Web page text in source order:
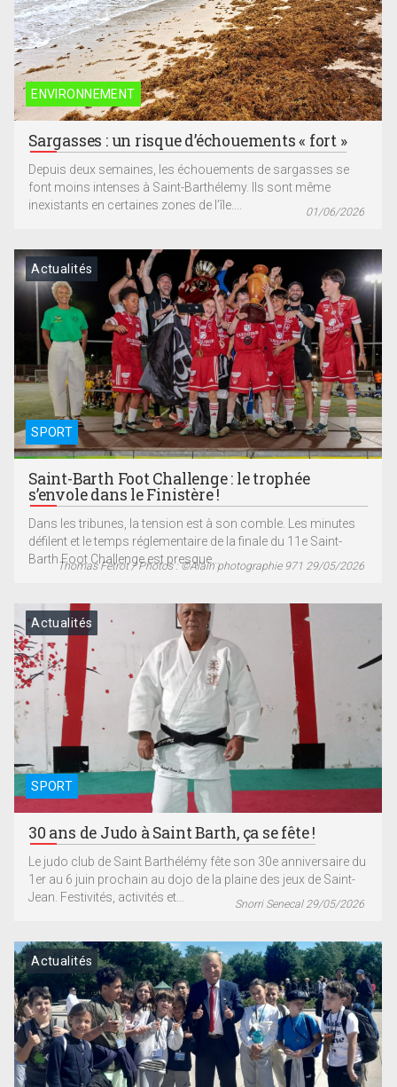
ENVIRONNEMENT
Sargasses : un risque d’échouements « fort »
Depuis deux semaines, les échouements de sargasses se
font moins intenses à Saint-Barthélemy. Ils sont même
inexistants en certaines zones de l’île....
01/06/2026
SPORT
Actualités
Saint-Barth Foot Challenge : le trophée
s’envole dans le Finistère !
Dans les tribunes, la tension est à son comble. Les minutes
défilent et le temps réglementaire de la finale du 11e Saint-
Barth Foot Challenge est presque...
Thomas Fetrot / Photos : ©Alain photographie 971 29/05/2026
SPORT
Actualités
30 ans de Judo à Saint Barth, ça se fête !
Le judo club de Saint Barthélémy fête son 30e anniversaire du
1er au 6 juin prochain au dojo de la plaine des jeux de Saint-
Jean. Festivités, activités et...
Snorri Senecal 29/05/2026
Actualités